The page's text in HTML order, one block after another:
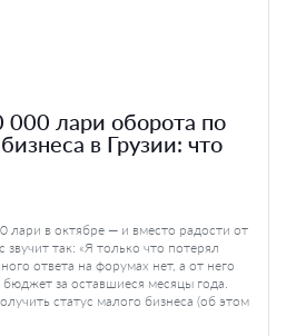
лари оборота по
в Грузии: что
лари в октябре — и вместо радости от
так: «Я только что потерял
ответа на форумах нет, а от него
бюджет за оставшиеся месяцы года.
статус малого бизнеса (об этом